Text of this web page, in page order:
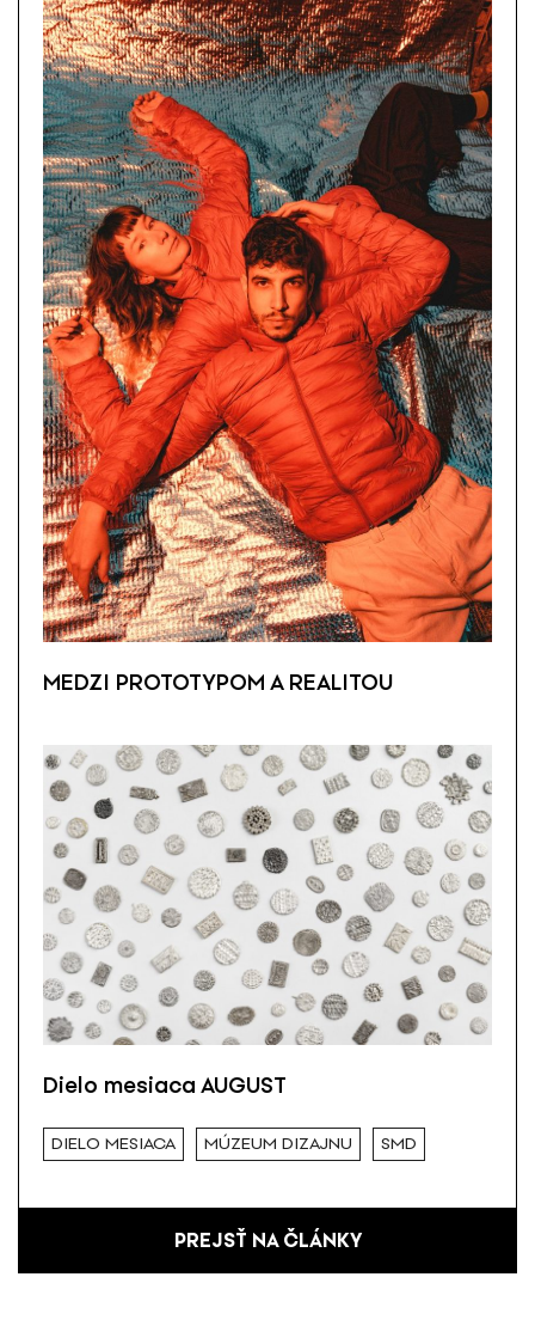
MEDZI PROTOTYPOM A REALITOU
Dielo mesiaca AUGUST
DIELO MESIACA MÚZEUM DIZAJNU SMD
PREJSŤ NA ČLÁNKY